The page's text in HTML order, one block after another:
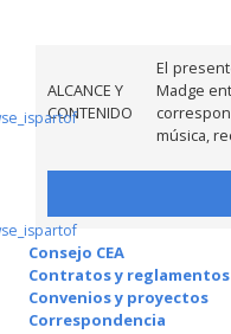
ALCANCE Y
CONTENIDO
El
Madge
música,
Consejo CEA
Contratos y reglamentos
Convenios y proyectos
Correspondencia